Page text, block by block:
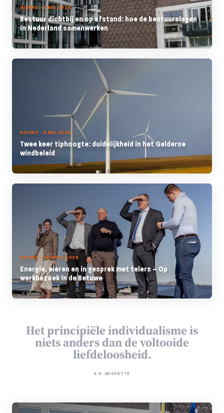
NIEUWS - 8 MEI 2026
Bestuur dichtbij en op afstand: hoe de bestuurslagen
in Nederland samenwerken
NIEUWS - 8 MEI 2026
Twee keer tiphoogte: duidelijkheid in het Gelderse
windbeleid
NIEUWS - 22 APRIL 2026
Energie, eieren en in gesprek met telers – Op
werkbezoek in de Betuwe
Het principiële individualisme is
niets anders dan de voltooide
liefdeloosheid.
K.H. MISKOTTE